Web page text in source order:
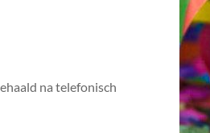
na telefonisch